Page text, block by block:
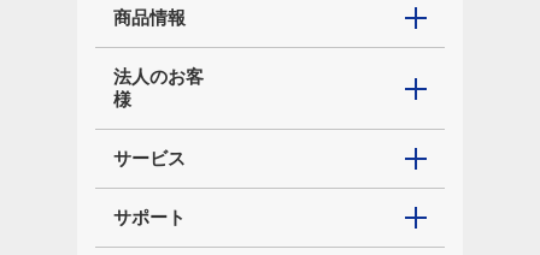
商品情報
法人のお客
様
サービス
サポート